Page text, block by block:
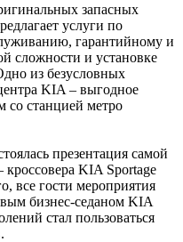
запасных
услуги по
гарантийному и
сложности и установке
из безусловных
KIA – выгодное
со станцией метро
презентация самой
KIA Sportage
все гости мероприятия
бизнес-седаном KIA
стал пользоваться